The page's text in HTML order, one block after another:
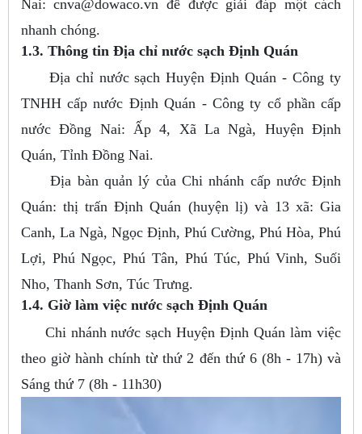
Nai:cnva@dowaco.vn để được giải đáp một cách
nhanh chóng.
1.3. Thông tin Địa chỉ nước sạch Định Quán
Địa chỉ nước sạch Huyện Định Quán - Công ty
TNHH cấp nước Định Quán - Công ty cổ phần cấp
nước Đồng Nai: Ấp 4, Xã La Ngà, Huyện Định
Quán, Tỉnh Đồng Nai.
Địa bàn quản lý của Chi nhánh cấp nước Định
Quán: thị trấn Định Quán (huyện lị) và 13 xã: Gia
Canh, La Ngà, Ngọc Định, Phú Cường, Phú Hòa, Phú
Lợi, Phú Ngọc, Phú Tân, Phú Túc, Phú Vinh, Suối
Nho, Thanh Sơn, Túc Trưng.
1.4. Giờ làm việc nước sạch Định Quán
Chi nhánh nước sạch Huyện Định Quán làm việc
theo giờ hành chính từ thứ 2 đến thứ 6 (8h - 17h) và
Sáng thứ 7 (8h - 11h30)